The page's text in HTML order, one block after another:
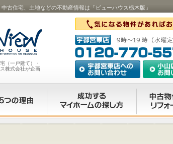
古住宅、土地などの不動産情報は「ビューハウス栃木版」
（一戸建て）・
株式会社が企画